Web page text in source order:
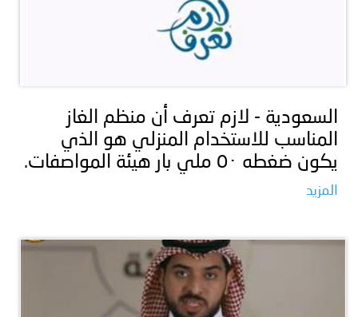
السعودية - لازم تعرف أن منظم الغاز
المناسب للاستخدام المنزلي هو الذي
يكون ضغطه ٥٠ ملي بار هيئة المواصفات.
المزيد